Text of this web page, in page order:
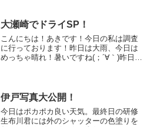
ザナミフグ♡中層...
大瀬崎でドライSP！
こんにちは！あきです！今日の私は調査
に行っております！昨日は大雨、今日は
めっちゃ晴れ！暑いですね(；´∀｀)昨日の
しぶりに大...
伊戸写真大公開！
今日はポカポカ良い天気。最終日の研修
生布川君には外のシャッターの色塗りを